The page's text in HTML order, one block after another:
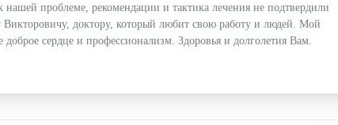
нашей проблеме, рекомендации и тактика лечения не подтвердили
доктору, который любит свою работу и людей. Мой
сердце и профессионализм. Здоровья и долголетия Вам.